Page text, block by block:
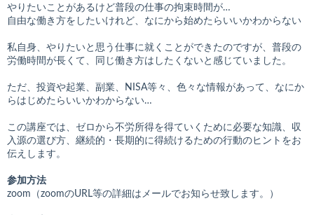
やりたいことがあるけど普段の仕事の拘束時間が…
自由な働き方をしたいけれど、なにから始めたらいいかわからない
私自身、やりたいと思う仕事に就くことができたのですが、普段の
労働時間が長くて、同じ働き方はしたくないと感じていました。
ただ、投資や起業、副業、NISA等々、色々な情報があって、なにか
らはじめたらいいかわからない…
この講座では、ゼロから不労所得を得ていくために必要な知識、収
入源の選び方、継続的・長期的に得続けるための行動のヒントをお
伝えします。
参加方法
zoom（zoomのURL等の詳細はメールでお知らせ致します。）